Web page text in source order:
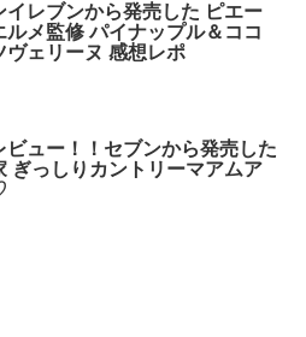
イレブンから発売した ピエー
ルメ監修 パイナップル＆ココ
ヴェリーヌ 感想レポ
ビュー！！セブンから発売した
ぎっしりカントリーマアムア